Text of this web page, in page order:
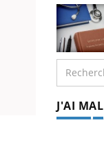
J'AI MAL